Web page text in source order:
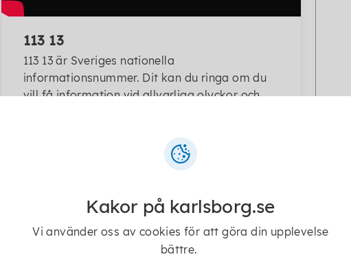
113 13
113 13 är Sveriges nationella
informationsnummer. Dit kan du ringa om du
vill få information vid allvarliga olyckor och
Kakor på karlsborg.se
Vi använder oss av cookies för att göra din upplevelse
bättre.